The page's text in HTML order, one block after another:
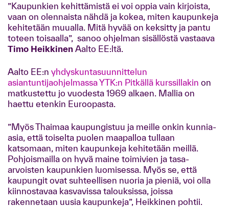
”Kaupunkien kehittämistä ei voi oppia vain kirjoista,
vaan on olennaista nähdä ja kokea, miten kaupunkeja
kehitetään muualla. Mitä hyvää on keksitty ja pantu
toteen toisaalla”, sanoo ohjelman sisällöstä vastaava
Timo Heikkinen Aalto EE:ltä.
Aalto EE:n yhdyskuntasuunnittelun
asiantuntijaohjelmassa YTK:n Pitkällä kurssillakin on
matkustettu jo vuodesta 1969 alkaen. Mallia on
haettu etenkin Euroopasta.
”Myös Thaimaa kaupungistuu ja meille onkin kunnia-
asia, että toiselta puolen maapalloa tullaan
katsomaan, miten kaupunkeja kehitetään meillä.
Pohjoismailla on hyvä maine toimivien ja tasa-
arvoisten kaupunkien luomisessa. Myös se, että
kaupungit ovat suhteellisen nuoria ja pieniä, voi olla
kiinnostavaa kasvavissa talouksissa, joissa
rakennetaan uusia kaupunkeja”, Heikkinen pohtii.